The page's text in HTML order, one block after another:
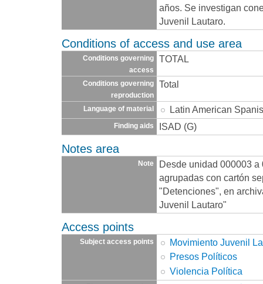
años. Se investigan
Juvenil Lautaro.
Conditions of access and use area
Conditions governing
access
TOTAL
Conditions governing
reproduction
Total
Language of material Latin American
Finding aids ISAD (G)
Notes area
Note
Desde unidad 000003
agrupadas con cartón
"Detenciones", en
Juvenil Lautaro"
Access points
Subject access points
Movimiento Juvenil
Presos Políticos
Violencia Política